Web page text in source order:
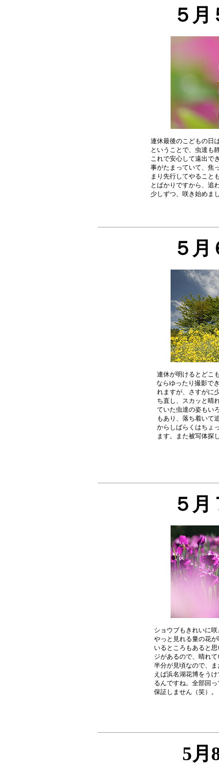
５月
連休最後のこどもの日
ということで、虫達も
これで安心して遠出で
事がたまっていて、焦
まり先行してやること
とばかりですから、追
５月
連休が明けるとどこ
ならゆったり撮影で
れますが、さすがに
ち直し、スカッと晴
ていた虫達の姿もい
もあり、落ち着いて
からしばらくはちょ
５月
ショウブもきれいに
やっと見れる量の花
いるところもあると
ジがあるので、晴れ
半分が見頃なので、
えば浜名湖花博をう
るんですね。全部回
5月